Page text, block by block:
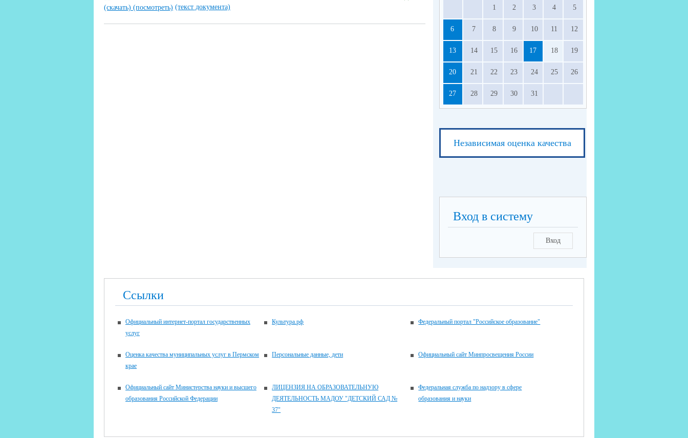
(скачать) (посмотреть) (текст документа) 1 2 3 4 5
6 7 8 9 10 11 12
13 14 15 16 17 18 19
20 21 22 23 24 25 26
27 28 29 30 31
Независимая оценка качества
Вход в систему
Вход
Ссылки
Официальный интернет-портал государственных
услуг
Культура.рф Федеральный портал "Российское образование"
Оценка качества муниципальных услуг в Пермском
крае
Персональные данные, дети Официальный сайт Минпросвещения России
Официальный сайт Министерства науки и высшего
образования Российской Федерации
ЛИЦЕНЗИЯ НА ОБРАЗОВАТЕЛЬНУЮ
ДЕЯТЕЛЬНОСТЬ МАДОУ "ДЕТСКИЙ САД №
37"
Федеральная служба по надзору в сфере
образования и науки